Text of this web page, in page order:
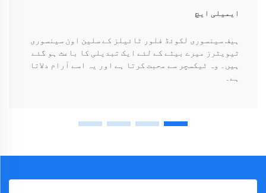
ایمیلی ایچ
ہیف سینسوری لکوئڈ فلور ٹائیلز کے سلین اون سینسوری
ٹیویٹرز میرے بیٹے کے لئے ایک تبدیلی کا باعث ہو گئے
ہیں۔ وہ ٹیکسچر سے محبت کرتا ہے اور یہ اسے آرام دلاتا
ہے۔